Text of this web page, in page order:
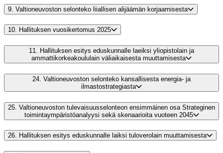
9. Valtioneuvoston selonteko liiallisen alijäämän korjaamisesta
10. Hallituksen vuosikertomus 2025
11. Hallituksen esitys eduskunnalle laeiksi yliopistolain ja
ammattikorkeakoululain väliaikaisesta muuttamisesta
24. Valtioneuvoston selonteko kansallisesta energia- ja
ilmastostrategiasta
25. Valtioneuvoston tulevaisuusselonteon ensimmäinen osa Strateginen
toimintaympäristöanalyysi sekä skenaarioita vuoteen 2045
26. Hallituksen esitys eduskunnalle laiksi tuloverolain muuttamisesta